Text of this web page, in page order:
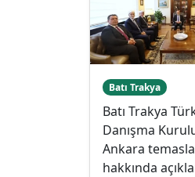
Batı Trakya
Batı Trakya
Danışma
Ankara
hakkında